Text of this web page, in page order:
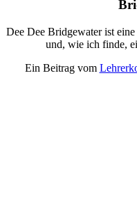
Dee Dee Bridgewater ist
und, wie ich finde,
Ein Beitrag vom